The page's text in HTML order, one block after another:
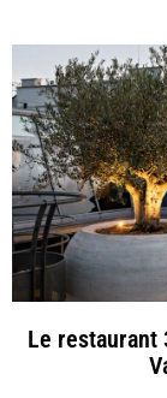
Le restaurant